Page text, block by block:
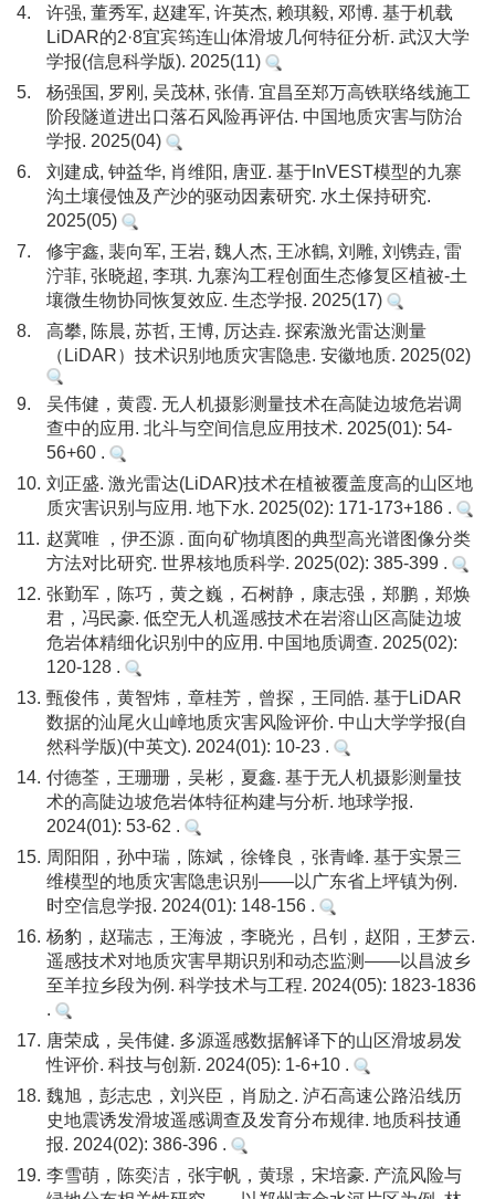
4.
许强, 董秀军, 赵建军, 许英杰, 赖琪毅, 邓博. 基于机载
LiDAR的2·8宜宾筠连山体滑坡几何特征分析. 武汉大学
学报(信息科学版). 2025(11)
5.
杨强国, 罗刚, 吴茂林, 张倩. 宜昌至郑万高铁联络线施工
阶段隧道进出口落石风险再评估. 中国地质灾害与防治
学报. 2025(04)
6.
刘建成, 钟益华, 肖维阳, 唐亚. 基于InVEST模型的九寨
沟土壤侵蚀及产沙的驱动因素研究. 水土保持研究.
2025(05)
7.
修宇鑫, 裴向军, 王岩, 魏人杰, 王冰鶴, 刘雕, 刘镌垚, 雷
泞菲, 张晓超, 李琪. 九寨沟工程创面生态修复区植被-土
壤微生物协同恢复效应. 生态学报. 2025(17)
8.
高攀, 陈晨, 苏哲, 王博, 厉达垚. 探索激光雷达测量
（LiDAR）技术识别地质灾害隐患. 安徽地质. 2025(02)
9.
吴伟健，黄霞. 无人机摄影测量技术在高陡边坡危岩调
查中的应用. 北斗与空间信息应用技术. 2025(01): 54-
56+60 .
10. 刘正盛. 激光雷达(LiDAR)技术在植被覆盖度高的山区地
质灾害识别与应用. 地下水. 2025(02): 171-173+186 .
11. 赵冀唯 ，伊丕源 . 面向矿物填图的典型高光谱图像分类
方法对比研究. 世界核地质科学. 2025(02): 385-399 .
12. 张勤军，陈巧，黄之巍，石树静，康志强，郑鹏，郑焕
君，冯民豪. 低空无人机遥感技术在岩溶山区高陡边坡
危岩体精细化识别中的应用. 中国地质调查. 2025(02):
120-128 .
13. 甄俊伟，黄智炜，章桂芳，曾探，王同皓. 基于LiDAR
数据的汕尾火山嶂地质灾害风险评价. 中山大学学报(自
然科学版)(中英文). 2024(01): 10-23 .
14. 付德荃，王珊珊，吴彬，夏鑫. 基于无人机摄影测量技
术的高陡边坡危岩体特征构建与分析. 地球学报.
2024(01): 53-62 .
15. 周阳阳，孙中瑞，陈斌，徐锋良，张青峰. 基于实景三
维模型的地质灾害隐患识别——以广东省上坪镇为例.
时空信息学报. 2024(01): 148-156 .
16. 杨豹，赵瑞志，王海波，李晓光，吕钊，赵阳，王梦云.
遥感技术对地质灾害早期识别和动态监测——以昌波乡
至羊拉乡段为例. 科学技术与工程. 2024(05): 1823-1836
.
17. 唐荣成，吴伟健. 多源遥感数据解译下的山区滑坡易发
性评价. 科技与创新. 2024(05): 1-6+10 .
18. 魏旭，彭志忠，刘兴臣，肖励之. 泸石高速公路沿线历
史地震诱发滑坡遥感调查及发育分布规律. 地质科技通
报. 2024(02): 386-396 .
19. 李雪萌，陈奕洁，张宇帆，黄璟，宋培豪. 产流风险与